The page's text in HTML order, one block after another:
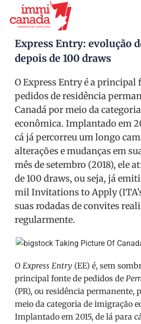
Express Entry: evolução
depois de 100 draws
O Express Entry é a principal
pedidos de residência
Canadá por meio da
econômica. Implantado em
cá já percorreu um longo
alterações e mudanças em
mês de setembro (2018), ele
de 100 draws, ou seja, já
mil Invitations to Apply
suas rodadas de convites
regularmente.
O Express Entry (EE) é, sem
principal fonte de pedidos de
(PR), ou residência permanente,
meio da categoria de imigração
Implantado em 2015, de lá para